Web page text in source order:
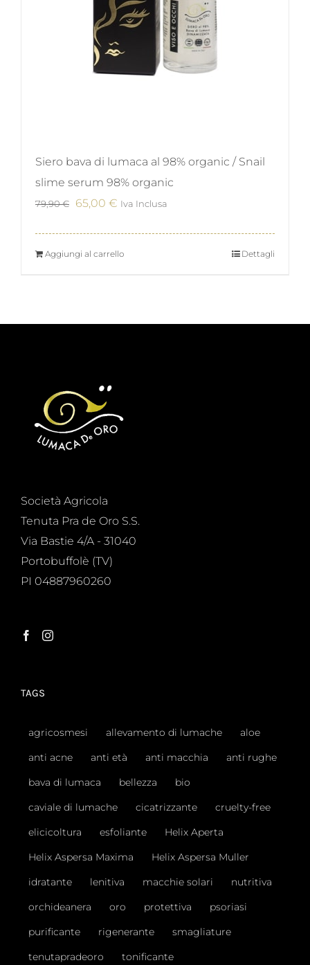
Siero bava di lumaca al 98% organic / Snail
slime serum 98% organic
79,90€
Il
era:
65,00 € IlIva Inclusa
Aggiungi al carrello Dettagli
Società Agricola
Tenuta Pra de Oro S.S.
Via Bastie 4/A - 31040
Portobuffolè (TV)
PI 04887960260
TAGS
agricosmesi allevamento di lumache
aloe
anti acne
anti età anti macchia
anti rughe
bava di lumaca
bellezza
bio
caviale di lumache
cicatrizzante
cruelty-free
elicicoltura
esfoliante
Helix Aperta
Helix Aspersa Maxima
Helix Aspersa Muller
idratante
lenitiva macchie solari
nutritiva
orchideanera
oro protettiva
psoriasi
purificante
rigenerante
smagliature
tenutapradeoro
tonificante